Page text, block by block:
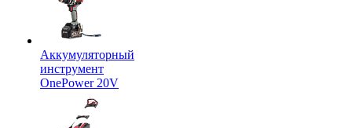
Аккумуляторный
инструмент
OnePower 20V